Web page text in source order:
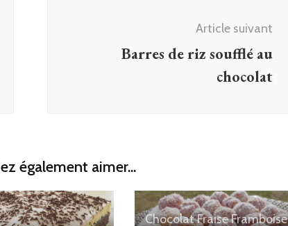
Article suivant
Barres de riz soufflé au
chocolat
également aimer...
ChocolatFraiseFramboise